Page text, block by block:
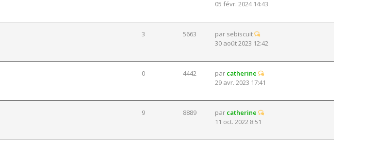
05 févr. 2024 14:43
3 5663 par sebiscuit
30 août 2023 12:42
0 4442 par catherine
29 avr. 2023 17:41
9 8889 par catherine
11 oct. 2022 8:51